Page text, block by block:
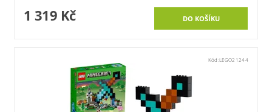
1 319 Kč
Kód:LEGO21244